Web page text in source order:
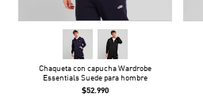
Chaqueta con capucha Wardrobe
Essentials Suede para hombre
$52.990